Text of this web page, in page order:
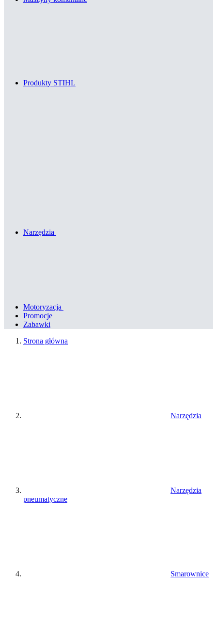
Produkty STIHL
Narzędzia
Motoryzacja
Promocje
Zabawki
Strona główna
Narzędzia
Narzędzia
pneumatyczne
Smarownice